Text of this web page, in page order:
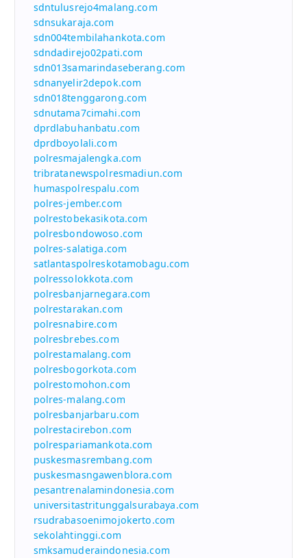
sdntulusrejo4malang.com
sdnsukaraja.com
sdn004tembilahankota.com
sdndadirejo02pati.com
sdn013samarindaseberang.com
sdnanyelir2depok.com
sdn018tenggarong.com
sdnutama7cimahi.com
dprdlabuhanbatu.com
dprdboyolali.com
polresmajalengka.com
tribratanewspolresmadiun.com
humaspolrespalu.com
polres-jember.com
polrestobekasikota.com
polresbondowoso.com
polres-salatiga.com
satlantaspolreskotamobagu.com
polressolokkota.com
polresbanjarnegara.com
polrestarakan.com
polresnabire.com
polresbrebes.com
polrestamalang.com
polresbogorkota.com
polrestomohon.com
polres-malang.com
polresbanjarbaru.com
polrestacirebon.com
polrespariamankota.com
puskesmasrembang.com
puskesmasngawenblora.com
pesantrenalamindonesia.com
universitastritunggalsurabaya.com
rsudrabasoenimojokerto.com
sekolahtinggi.com
smksamuderaindonesia.com